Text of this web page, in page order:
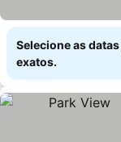
Selecione as
exatos.